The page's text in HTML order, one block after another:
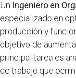
Un Ingeniero en
especializado en
producción y
objetivo de
principal tarea es
de trabajo que